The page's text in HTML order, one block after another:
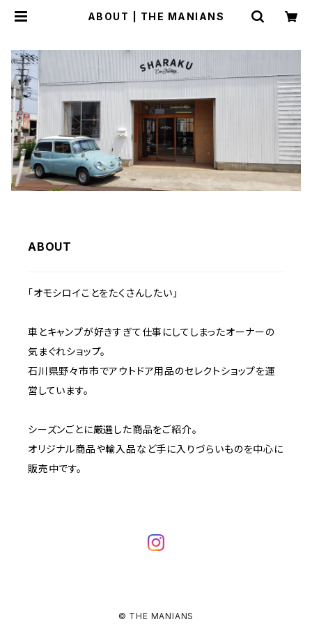
ABOUT | THE MANIANS
ABOUT
「オモシロイことをたくさんしたい」
車とキャンプが好きすぎて仕事にしてしまったオーナーの
気まぐれショップ。
石川県野々市市でアウトドア用品のセレクトショップを運
営しています。
シーズンごとに厳選した商品をご紹介。
オリジナル商品や輸入品など手に入りづらいものを中心に
販売中です。
© THE MANIANS